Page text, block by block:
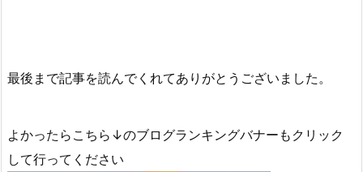
最後まで記事を読んでくれてありがとうございました。
よかったらこちら↓のブログランキングバナーもクリック
して行ってください